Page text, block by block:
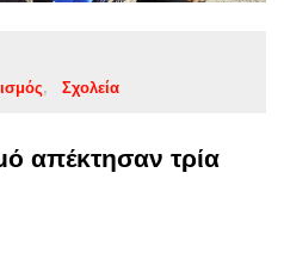
Σχολεία
απέκτησαν τρία